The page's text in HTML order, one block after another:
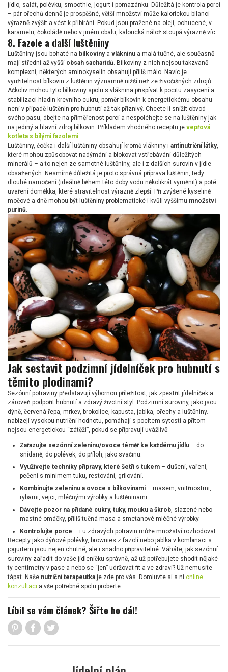
jídlo, salát, polévku, smoothie, jogurt i pomazánku. Důležitá je kontrola porcí
– pár ořechů denně je prospěšné, větší množství může kalorickou bilanci
výrazně zvýšit a vést k přibírání. Pokud jsou pražené na oleji, ochucené, v
karamelu, čokoládě nebo v jiném obalu, kalorická nálož stoupá výrazně víc.
8. Fazole a další luštěniny
Luštěniny jsou bohaté na bílkovinya vlákninu a malá tučné, ale současně
mají střední až vyšší obsah sacharidů. Bílkoviny z nich nejsou takzvaně
komplexní, některých aminokyselin obsahují příliš málo. Navíc je
využitelnost bílkovin z luštěnin významně nižší než ze živočišných zdrojů.
Ačkoliv mohou tyto bílkoviny spolu s vláknina přispívat k pocitu zasycení a
stabilizaci hladin krevního cukru, poměr bílkovin k energetickému obsahu
není v případě luštěnin pro hubnutí až tak příznivý. Chcete-li snížit obvod
svého pasu, dbejte na přiměřenost porcí a nespoléhejte se na luštěniny jak
na jediný a hlavní zdroj bílkovin. Příkladem vhodného receptu je vepřová
kotleta s bílými fazolemi.
Luštěniny, čočka i další luštěniny obsahují kromě vlákniny i antinutriční látky,
které mohou způsobovat nadýmání a blokovat vstřebávání důležitých
minerálů – a to nejen ze samotné luštěniny, ale i z dalších surovin v jídle
obsažených. Nesmírně důležitá je proto správná příprava luštěnin, tedy
dlouhé namočení (ideálně během této doby vodu několikrát vyměnit) a poté
uvaření doměkka, které stravitelnost výrazně zlepší. Při zvýšené kyselině
močové a dně mohou být luštěniny problematické i kvůli vyššímu množství
purinů.
Jak sestavit podzimní jídelníček pro hubnutí s
těmito plodinami?
Sezónní potraviny představují výbornou příležitost, jak zpestřit jídelníček a
zároveň podpořit hubnutí a zdravý životní styl. Podzimní suroviny, jako jsou
dýně, červená řepa, mrkev, brokolice, kapusta, jablka, ořechy a luštěniny.
nabízejí vysokou nutriční hodnotu, pomáhají s pocitem sytosti a přitom
nejsou energetickou “zátěží”, pokud se připravují uvážlivě:
Zařazujte sezónní zeleninu/ovoce téměř ke každému jídlu – do
snídaně, do polévek, do příloh, jako svačinu.
Využívejte techniky přípravy, které šetří s tukem – dušení, vaření,
pečení s minimem tuku, restování, grilování.
Kombinujte zeleninu a ovoce s bílkovinami – masem, vnitřnostmi,
rybami, vejci, mléčnými výrobky a luštěninami.
Dávejte pozor na přidané cukry, tuky, mouku a škrob, slazené nebo
mastné omáčky, příliš tučná masa a smetanové mléčné výrobky.
Kontrolujte porce – i u zdravých potravin může množství rozhodovat.
Recepty jako dýňové polévky, brownies z fazolí nebo jablka v kombinaci s
jogurtem jsou nejen chutné, ale i snadno připravitelné. Váháte, jak sezónní
suroviny zařadit do vaše jídleníčku správně, až už potřebujete shodit nějaké
ty centimetry v pase a nebo se “jen” udržovat fit a ve zdraví? Už nemusíte
tápat. Naše nutriční terapeutka je zde pro vás. Domluvte si s ní online
konzultaci a vše potřebné spolu proberte.
Líbil se vám článek? Šiřte ho dál!